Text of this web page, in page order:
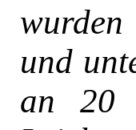
und
an 20